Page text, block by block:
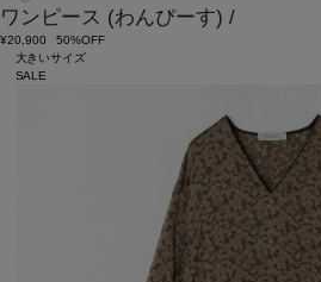
ワンピース (わんぴーす) /
¥20,900
50%OFF
大きいサイズ
SALE